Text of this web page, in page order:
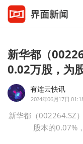
新华都（
0.02万股，为
有连云快讯
2024年06月17日
新华都（002264.SZ
股本的0.07%